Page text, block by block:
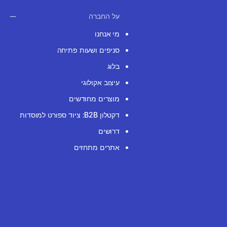
על החברה
מי אנחנו
סניפים ושעות פתיחה
בלוג
עיצוב אקולוגי
מוצרים מחודשים
דקטלון B2B: ציוד ספורט למוסדות
דרושים
אתרים מתחזים